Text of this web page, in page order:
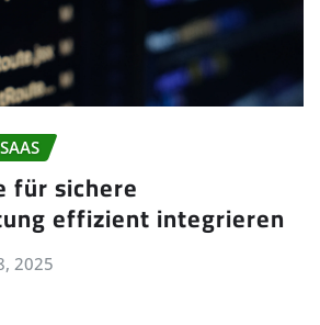
für sichere
effizient integrieren
2025